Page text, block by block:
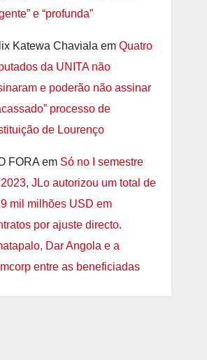
e “profunda”
Katewa Chaviala em Quatro
da UNITA não
e poderão não assinar
processo de
de Lourenço
FORAem Só no I semestre
JLo autorizou um total de
mil milhões USD em
por ajuste directo.
Dar Angola e a
entre as beneficiadas